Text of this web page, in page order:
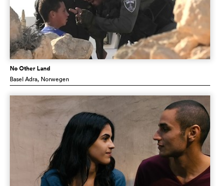
No Other Land
Basel Adra, Norwegen